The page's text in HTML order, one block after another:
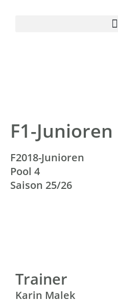
F1-Junioren
F2018-Junioren
Pool 4
Saison 25/26
Trainer
Karin Malek